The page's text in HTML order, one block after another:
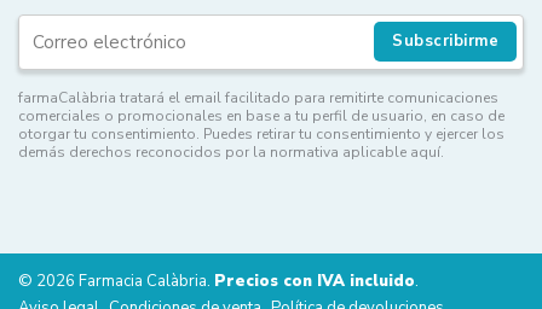
Subscribirme
farmaCalàbria tratará el email facilitado para remitirte comunicaciones
comerciales o promocionales en base a tu perfil de usuario, en caso de
otorgar tu consentimiento. Puedes retirar tu consentimiento y ejercer los
demás derechos reconocidos por la normativa aplicable aquí.
© 2026 Farmacia Calàbria. Precios con IVA incluido.